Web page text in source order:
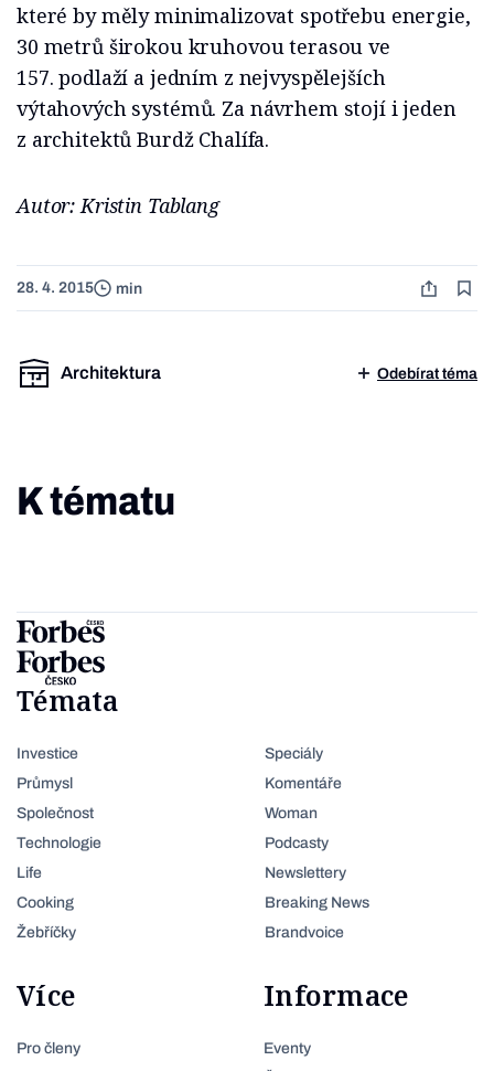
které by měly minimalizovat spotřebu energie,
30 metrů širokou kruhovou terasou ve
157. podlaží a jedním z nejvyspělejších
výtahových systémů. Za návrhem stojí i jeden
z architektů Burdž Chalífa.
Autor: Kristin Tablang
28. 4. 2015 min
Architektura Odebírat téma
K tématu
Témata
Investice
Průmysl
Společnost
Technologie
Life
Cooking
Žebříčky
Speciály
Komentáře
Woman
Podcasty
Newslettery
Breaking News
Brandvoice
Více
Pro členy
Informace
Eventy